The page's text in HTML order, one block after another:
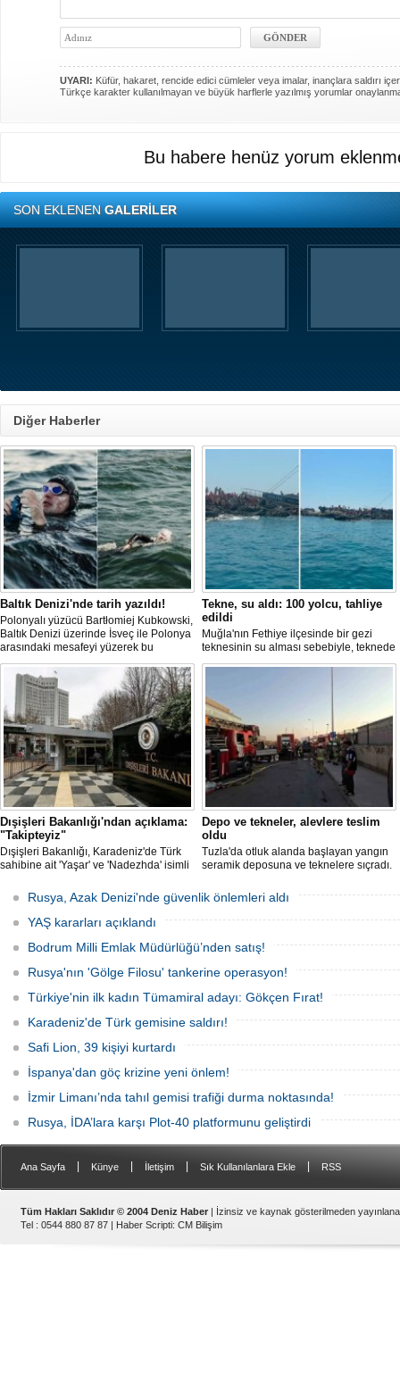
UYARI: Küfür, hakaret, rencide edici cümleler veya imalar, inançlara saldırı
Türkçe karakter kullanılmayan ve büyük harflerle yazılmış yorumlar
Bu habere henüz yorum
SON EKLENENGALERİLER
Diğer Haberler
Baltık Denizi'nde tarih yazıldı!
Polonyalı yüzücü Bartłomiej Kubkowski,
Baltık Denizi üzerinde İsveç ile Polonya
arasındaki mesafeyi yüzerek bu
başarının ilk örneği olarak tarihe geçti.
Tekne, su aldı: 100 yolcu, tahliye
edildi
Muğla'nın Fethiye ilçesinde bir gezi
teknesinin su alması sebebiyle, teknede
bulunan 100 yolcu tahliye edildi,
Dışişleri Bakanlığı'ndan açıklama:
"Takipteyiz"
Dışişleri Bakanlığı, Karadeniz'de Türk
sahibine ait 'Yaşar' ve 'Nadezhda' isimli
araçlarıyla gerçekleştirilen saldırıda
yaralanan personelin sağlık durumu ve
güvenliğinin yakından takip edildiğini
Depo ve tekneler, alevlere teslim
oldu
Tuzla'da otluk alanda başlayan yangın
seramik deposuna ve teknelere sıçradı.
alevleri kontrol altına aldı.
Rusya, Azak Denizi'nde güvenlik önlemleri aldı
YAŞ kararları açıklandı
Bodrum Milli Emlak Müdürlüğü’nden satış!
Rusya'nın 'Gölge Filosu' tankerine operasyon!
Türkiye'nin ilk kadın Tümamiral adayı: Gökçen Fırat!
Karadeniz'de Türk gemisine saldırı!
Safi Lion, 39 kişiyi kurtardı
İspanya'dan göç krizine yeni önlem!
İzmir Limanı’nda tahıl gemisi trafiği durma noktasında!
Rusya, İDA’lara karşı Plot-40 platformunu geliştirdi
Ana Sayfa Künye İletişim Sık Kullanılanlara Ekle RSS
Tüm Hakları Saklıdır © 2004 Deniz Haber | İzinsiz ve kaynak gösterilmeden
Tel : 0544 880 87 87 | Haber Scripti: CM Bilişim